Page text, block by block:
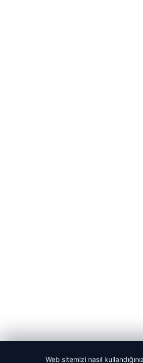
Web sitemizi nasıl